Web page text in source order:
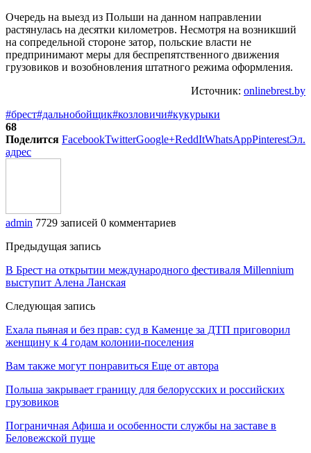
Очередь на выезд из Польши на данном направлении
растянулась на десятки километров. Несмотря на возникший
на сопредельной стороне затор, польские власти не
предпринимают меры для беспрепятственного движения
грузовиков и возобновления штатного режима оформления.
Источник: onlinebrest.by
#брест#дальнобойщик#козловичи#кукурыки
68
Поделится FacebookTwitterGoogle+ReddItWhatsAppPinterestЭл.
адрес
admin 7729 записей 0 комментариев
Предыдущая запись
В Брест на открытии международного фестиваля Millennium
выступит Алена Ланская
Следующая запись
Ехала пьяная и без прав: суд в Каменце за ДТП приговорил
женщину к 4 годам колонии-поселения
Вам также могут понравиться Еще от автора
Польша закрывает границу для белорусских и российских
грузовиков
Пограничная Афиша и особенности службы на заставе в
Беловежской пуще